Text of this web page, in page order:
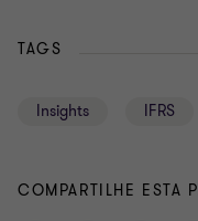
TAGS
Insights IFRS
COMPARTILHE ESTA